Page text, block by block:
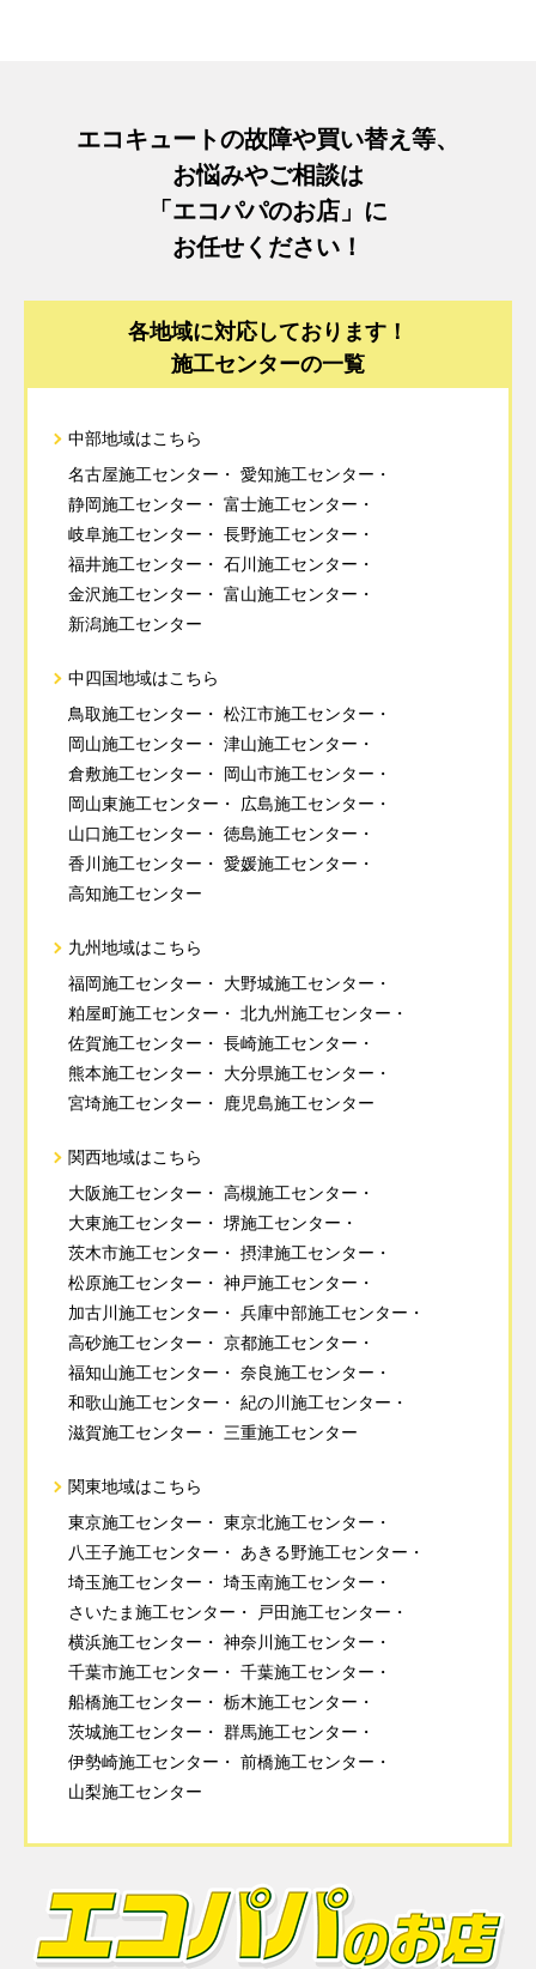
エコキュートの故障や買い替え等、
お悩みやご相談は
「エコパパのお店」に
お任せください！
各地域に対応しております！
施工センターの一覧
中部地域はこちら
名古屋施工センター
愛知施工センター
静岡施工センター
富士施工センター
岐阜施工センター
長野施工センター
福井施工センター
石川施工センター
金沢施工センター
富山施工センター
新潟施工センター
中四国地域はこちら
鳥取施工センター
松江市施工センター
岡山施工センター
津山施工センター
倉敷施工センター
岡山市施工センター
岡山東施工センター
広島施工センター
山口施工センター
徳島施工センター
香川施工センター
愛媛施工センター
高知施工センター
九州地域はこちら
福岡施工センター
大野城施工センター
粕屋町施工センター
北九州施工センター
佐賀施工センター
長崎施工センター
熊本施工センター
大分県施工センター
宮埼施工センター
鹿児島施工センター
関西地域はこちら
大阪施工センター
高槻施工センター
大東施工センター
堺施工センター
茨木市施工センター
摂津施工センター
松原施工センター
神戸施工センター
加古川施工センター
兵庫中部施工センター
高砂施工センター
京都施工センター
福知山施工センター
奈良施工センター
和歌山施工センター
紀の川施工センター
滋賀施工センター
三重施工センター
関東地域はこちら
東京施工センター
東京北施工センター
八王子施工センター
あきる野施工センター
埼玉施工センター
埼玉南施工センター
さいたま施工センター
戸田施工センター
横浜施工センター
神奈川施工センター
千葉市施工センター
千葉施工センター
船橋施工センター
栃木施工センター
茨城施工センター
群馬施工センター
伊勢崎施工センター
前橋施工センター
山梨施工センター